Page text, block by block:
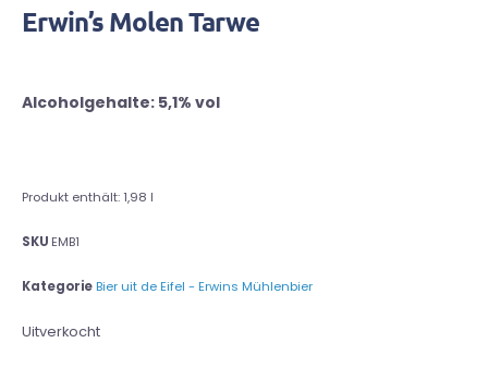
Erwin’s Molen Tarwe
Alcoholgehalte: 5,1% vol
Produkt enthält: 1,98 l
SKU EMB1
KategorieBier uit de Eifel - Erwins Mühlenbier
Uitverkocht